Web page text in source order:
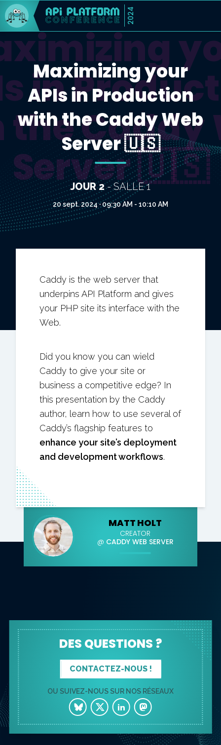
2024
in
Caddy
Server 🇺🇸
Maximizing your
APIs in Production
with the Caddy Web
Server 🇺🇸
JOUR 2- SALLE 1
20 sept. 2024 · 09:30 AM - 10:10 AM
MATT HOLT
CREATOR
@ CADDY WEB SERVER
Caddy is the web server that
underpins API Platform and gives
your PHP site its interface with the
Web.
Did you know you can wield
Caddy to give your site or
business a competitive edge? In
this presentation by the Caddy
author, learn how to use several of
Caddy’s flagship features to
enhance your site’s deployment
and development workflows.
DES QUESTIONS ?
CONTACTEZ-NOUS !
OU SUIVEZ-NOUS SUR NOS RÉSEAUX